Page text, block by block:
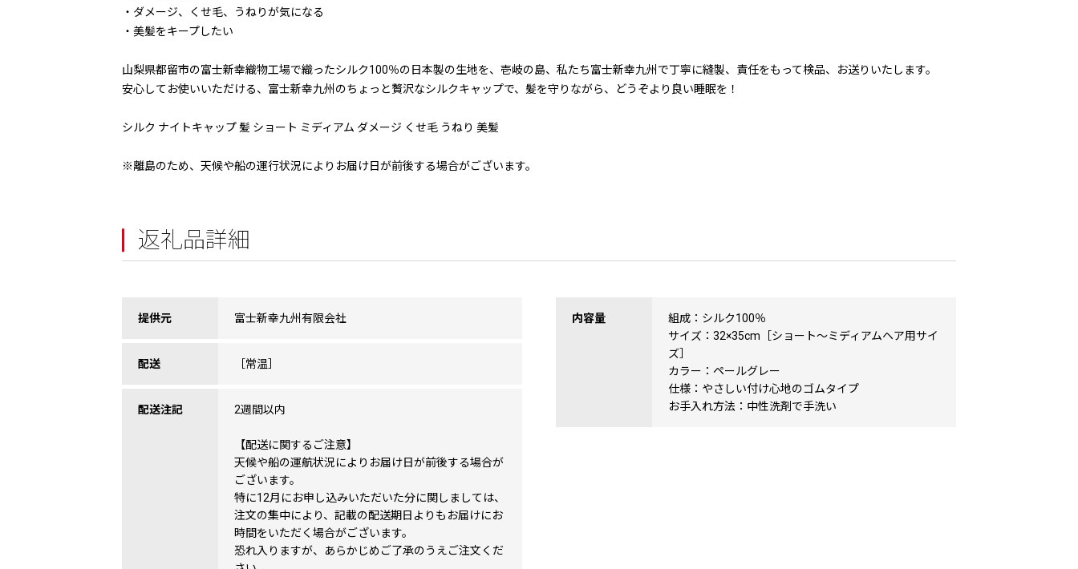
・ダメージ、くせ毛、うねりが気になる
・美髪をキープしたい
山梨県都留市の富士新幸織物工場で織ったシルク100％の日本製の生地を、壱岐の島、私たち富士新幸九州で丁寧に縫製、責任をもって検品、お送りいたします。
安心してお使いいただける、富士新幸九州のちょっと贅沢なシルクキャップで、髪を守りながら、どうぞより良い睡眠を！
シルク ナイトキャップ 髪 ショート ミディアム ダメージ くせ毛 うねり 美髪
※離島のため、天候や船の運行状況によりお届け日が前後する場合がございます。
返礼品詳細
提供元 富士新幸九州有限会社
配送 ［常温］
配送注記 2週間以内
【配送に関するご注意】
天候や船の運航状況によりお届け日が前後する場合が
ございます。
特に12月にお申し込みいただいた分に関しましては、
注文の集中により、記載の配送期日よりもお届けにお
時間をいただく場合がございます。
恐れ入りますが、あらかじめご了承のうえご注文くだ
内容量
組成：シルク100％
サイズ：32×35cm［ショート〜ミディアムヘア用サイ
ズ］
カラー：ペールグレー
仕様：やさしい付け心地のゴムタイプ
お手入れ方法：中性洗剤で手洗い